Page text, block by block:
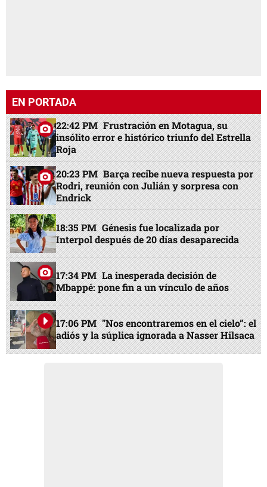
EN PORTADA
22:42 PM Frustración en Motagua, su
insólito error e histórico triunfo del Estrella
Roja
20:23 PM Barça recibe nueva respuesta por
Rodri, reunión con Julián y sorpresa con
Endrick
18:35 PM Génesis fue localizada por
Interpol después de 20 días desaparecida
17:34 PM La inesperada decisión de
Mbappé: pone fin a un vínculo de años
17:06 PM "Nos encontraremos en el cielo”: el
adiós y la súplica ignorada a Nasser Hilsaca